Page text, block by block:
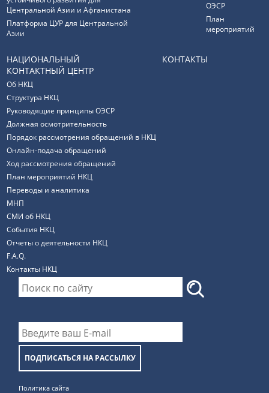
Центральной Азии и Афганистана
Платформа ЦУР для Центральной
Азии
ОЭСР
План
мероприятий
НАЦИОНАЛЬНЫЙ
КОНТАКТНЫЙ ЦЕНТР
Об НКЦ
Структура НКЦ
Руководящие принципы ОЭСР
Должная осмотрительность
Порядок рассмотрения обращений в НКЦ
Онлайн-подача обращений
Ход рассмотрения обращений
План мероприятий НКЦ
Переводы и аналитика
МНП
СМИ об НКЦ
События НКЦ
Отчеты о деятельности НКЦ
F.A.Q.
Контакты НКЦ
КОНТАКТЫ
ПОДПИСАТЬСЯ НА РАССЫЛКУ
Политика сайта